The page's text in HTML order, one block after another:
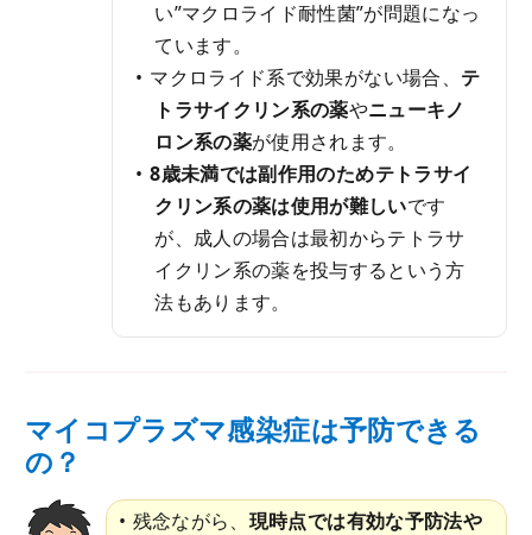
い”マクロライド耐性菌”が問題になっ
ています。
マクロライド系で効果がない場合、 テ
トラサイクリン系の薬やニューキノ
ロン系の薬が使用されます。
8歳未満では副作用のためテトラサイ
クリン系の薬は使用が難しいです
が、成人の場合は最初からテトラサ
イクリン系の薬を投与するという方
法もあります。
マイコプラズマ感染症は予防できる
の？
残念ながら、 現時点では有効な予防法や